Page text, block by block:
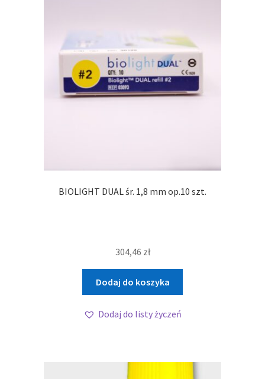
BIOLIGHT DUAL śr. 1,8 mm op.10 szt.
304,46 zł
Dodaj do koszyka
Dodaj do listy życzeń